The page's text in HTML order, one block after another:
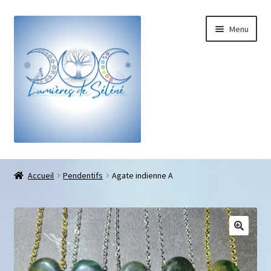
Menu
Boutique
Galets pouce anti-stress
Pendentifs sifflet et fioles
Accueil Pendentifs Agate indienne A